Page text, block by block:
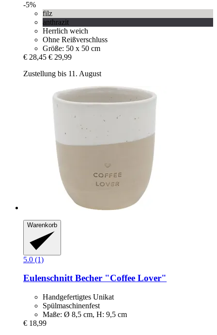
-5%
filz
anthrazit
Herrlich weich
Ohne Reißverschluss
Größe: 50 x 50 cm
€ 28,45 € 29,99
Zustellung bis 11. August
Warenkorb
5.0 (1)
EulenschnittBecher "Coffee Lover"
Handgefertigtes Unikat
Spülmaschinenfest
Maße: Ø 8,5 cm, H: 9,5 cm
€ 18,99